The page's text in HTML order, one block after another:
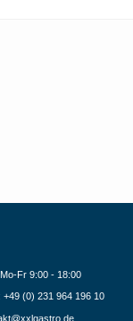
Fr 9:00 - 18:00
+49 (0) 231 964 196 10